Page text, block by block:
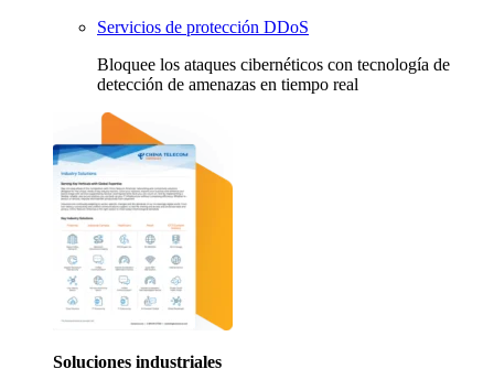
Servicios de protección DDoS
Bloquee los ataques cibernéticos con tecnología de
detección de amenazas en tiempo real
Soluciones industriales